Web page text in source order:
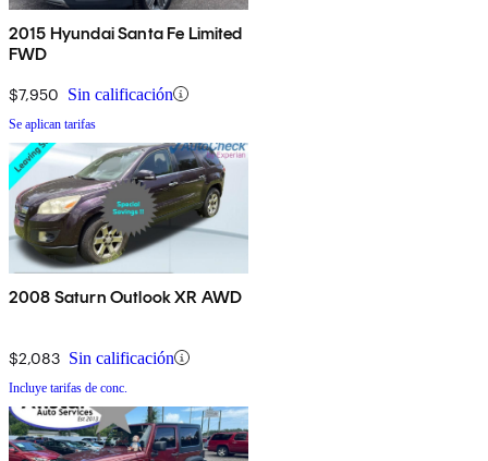
2015 Hyundai Santa Fe Limited
FWD
$7,950 Sin calificación
Se aplican tarifas
2008 Saturn Outlook XR AWD
$2,083 Sin calificación
Incluye tarifas de conc.